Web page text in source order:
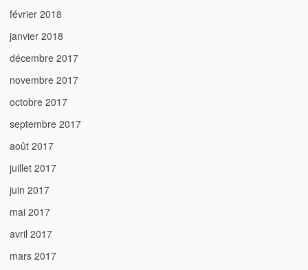
février 2018
janvier 2018
décembre 2017
novembre 2017
octobre 2017
septembre 2017
août 2017
juillet 2017
juin 2017
mai 2017
avril 2017
mars 2017